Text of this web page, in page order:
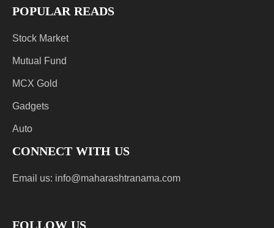
POPULAR READS
Stock Market
Mutual Fund
MCX Gold
Gadgets
Auto
CONNECT WITH US
Email us: info@maharashtranama.com